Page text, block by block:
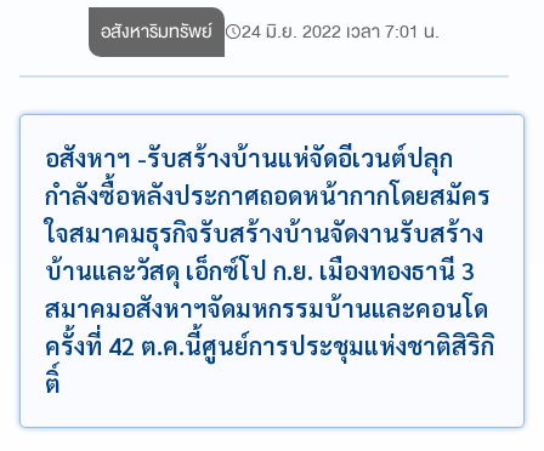
อสังหาริมทรัพย์ 24 มิ.ย. 2022 เวลา 7:01 น.
อสังหาฯ -รับสร้างบ้านแห่จัดอีเวนต์ปลุก
กำลังซื้อหลังประกาศถอดหน้ากากโดยสมัคร
ใจสมาคมธุรกิจรับสร้างบ้านจัดงานรับสร้าง
บ้านและวัสดุ เอ็กซ์โป ก.ย. เมืองทองธานี 3
สมาคมอสังหาฯจัดมหกรรมบ้านและคอนโด
ครั้งที่ 42 ต.ค.นี้ศูนย์การประชุมแห่งชาติสิริกิ
ติ์